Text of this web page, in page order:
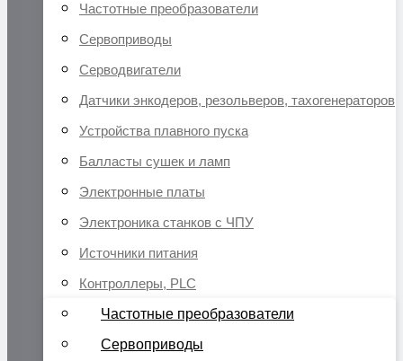
Частотные преобразователи
Сервоприводы
Серводвигатели
Датчики энкодеров, резольверов, тахогенераторов
Устройства плавного пуска
Балласты сушек и ламп
Электронные платы
Электроника станков с ЧПУ
Источники питания
Контроллеры, PLC
Частотные преобразователи
Сервоприводы